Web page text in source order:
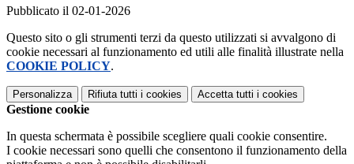
Pubblicato il 02-01-2026
Questo sito o gli strumenti terzi da questo utilizzati si avvalgono di
cookie necessari al funzionamento ed utili alle finalità illustrate nella
COOKIE POLICY.
Personalizza Rifiuta tutti i cookies Accetta tutti i cookies
Gestione cookie
In questa schermata è possibile scegliere quali cookie consentire.
I cookie necessari sono quelli che consentono il funzionamento della